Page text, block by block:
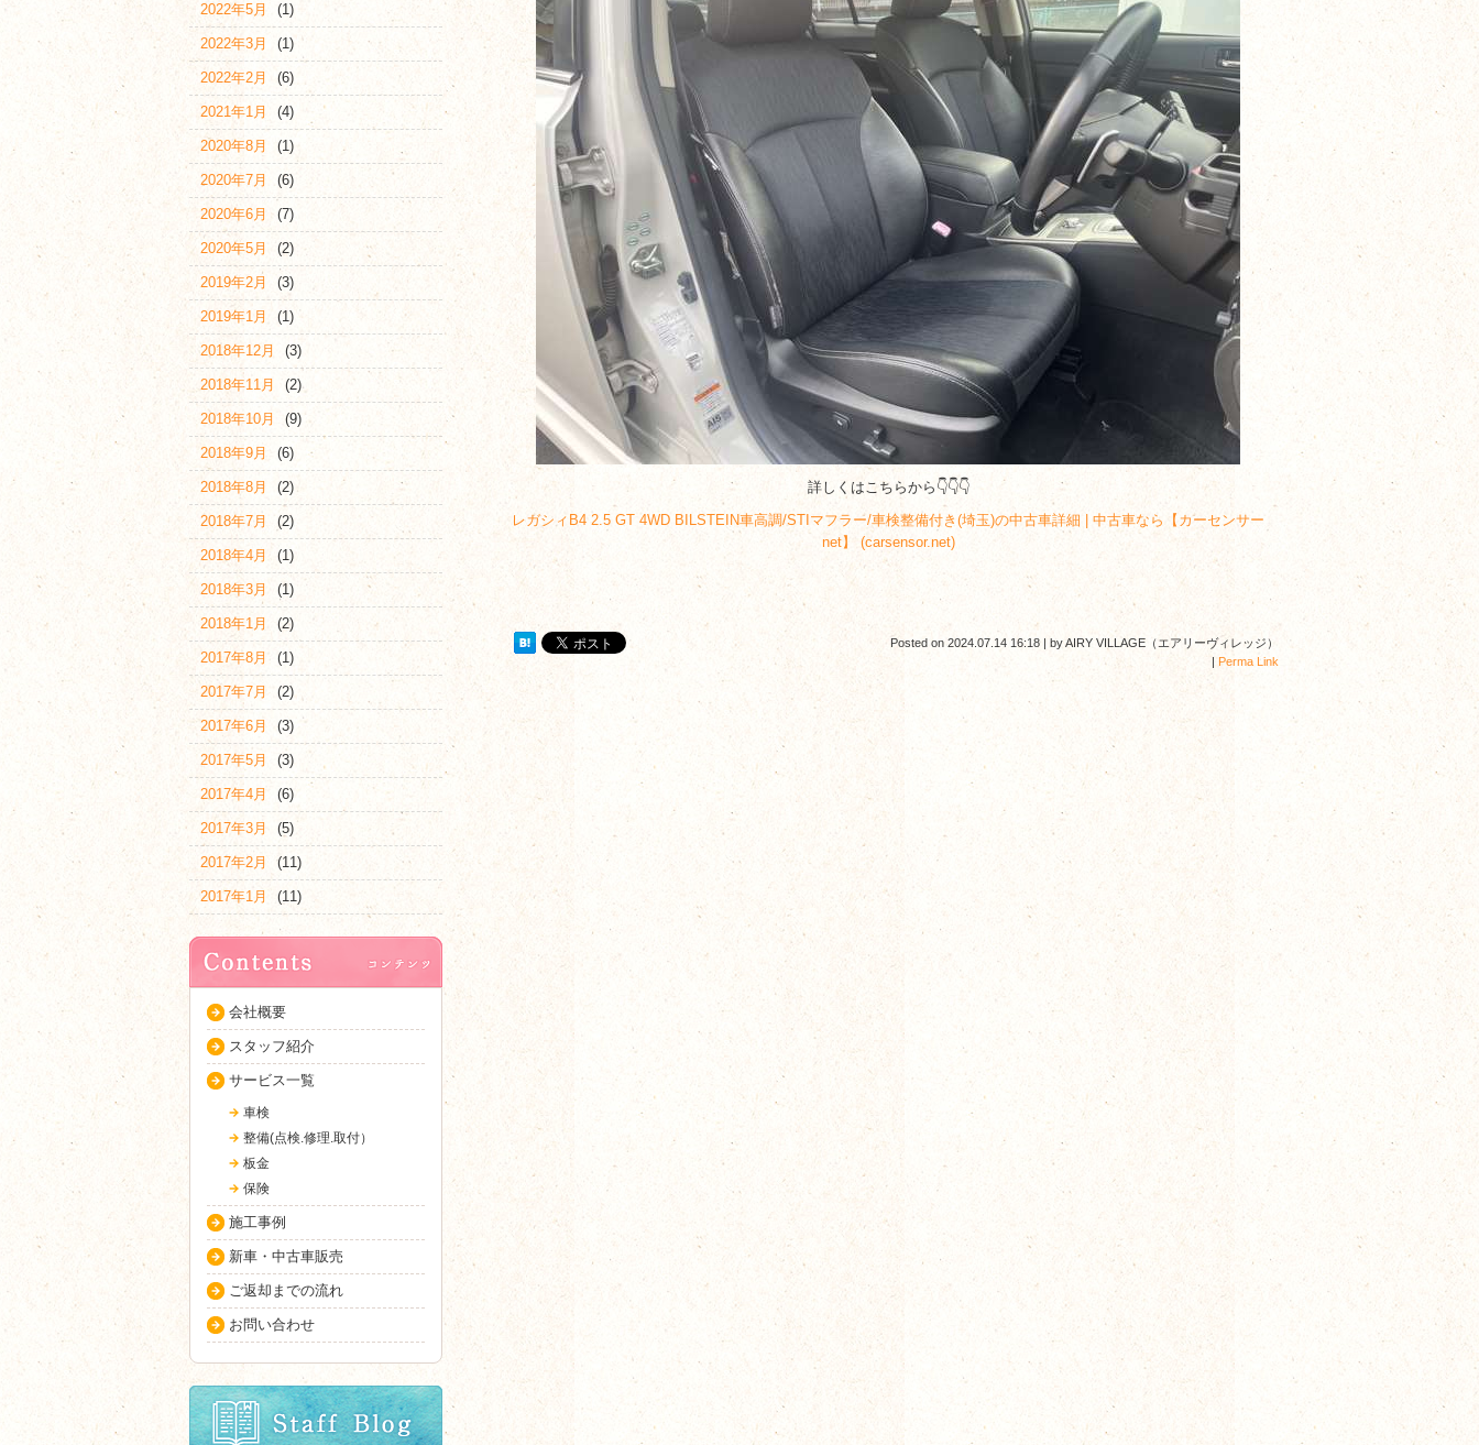
詳しくはこちらから👇👇👇
レガシィB4 2.5 GT 4WD BILSTEIN車高調/STIマフラー/車検整備付き(埼玉)の中古車詳細 | 中古車なら【カーセンサー
net】 (carsensor.net)
Posted on 2024.07.14 16:18 | byAIRY VILLAGE（エアリーヴィレッジ）
| Perma Link
2022年5月 (1)
2022年3月 (1)
2022年2月 (6)
2021年1月 (4)
2020年8月 (1)
2020年7月 (6)
2020年6月 (7)
2020年5月 (2)
2019年2月 (3)
2019年1月 (1)
2018年12月 (3)
2018年11月 (2)
2018年10月 (9)
2018年9月 (6)
2018年8月 (2)
2018年7月 (2)
2018年4月 (1)
2018年3月 (1)
2018年1月 (2)
2017年8月 (1)
2017年7月 (2)
2017年6月 (3)
2017年5月 (3)
2017年4月 (6)
2017年3月 (5)
2017年2月 (11)
2017年1月 (11)
会社概要
スタッフ紹介
サービス一覧
車検
整備(点検.修理.取付）
板金
保険
施工事例
新車・中古車販売
ご返却までの流れ
お問い合わせ